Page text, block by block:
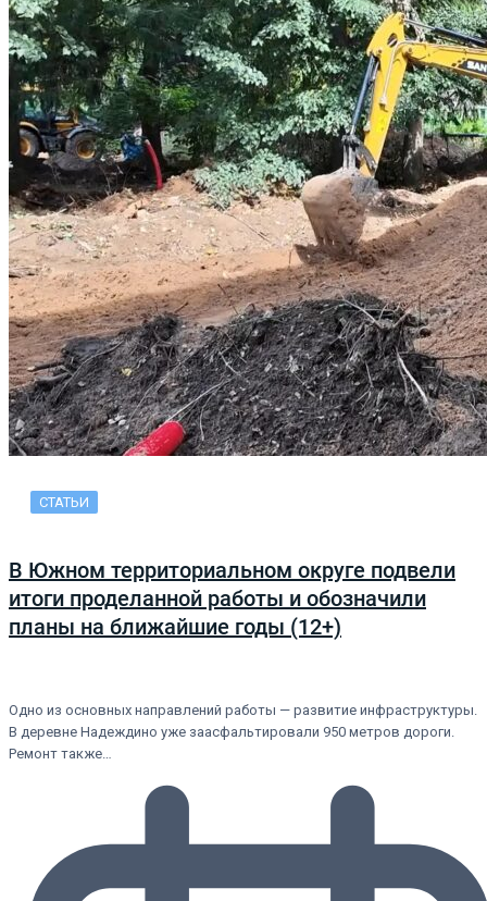
СТАТЬИ
В Южном территориальном округе подвели
итоги проделанной работы и обозначили
планы на ближайшие годы (12+)
Одно из основных направлений работы — развитие инфраструктуры.
В деревне Надеждино уже заасфальтировали 950 метров дороги.
Ремонт также…